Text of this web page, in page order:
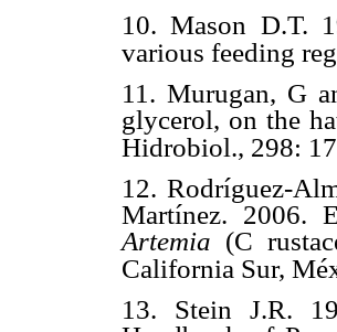
10. Mason D.T.
various feeding
11. Murugan, G
glycerol, on the
Hidrobiol., 298:
12. Rodríguez-
Martínez. 2006.
Artemia (C
California Sur,
13. Stein J.R.